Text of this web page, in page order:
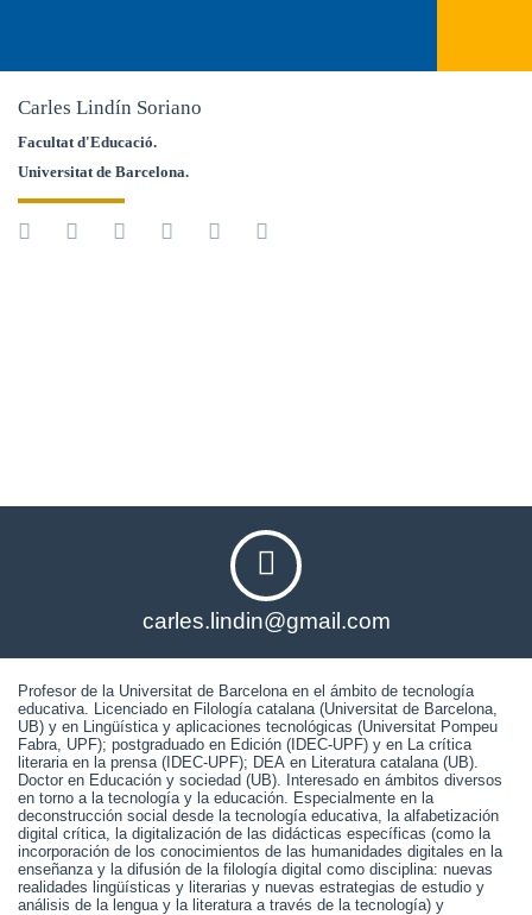
Carles Lindín Soriano
Facultat d'Educació.
Universitat de Barcelona.
carles.lindin@gmail.com
Profesor de la Universitat de Barcelona en el ámbito de tecnología
educativa. Licenciado en Filología catalana (Universitat de Barcelona, ​​
UB) y en Lingüística y aplicaciones tecnológicas (Universitat Pompeu
Fabra, UPF); postgraduado en Edición (IDEC-UPF) y en La crítica
literaria en la prensa (IDEC-UPF); DEA en Literatura catalana (UB).
Doctor en Educación y sociedad (UB). Interesado en ámbitos diversos
en torno a la tecnología y la educación. Especialmente en la
deconstrucción social desde la tecnología educativa, la alfabetización
digital crítica, la digitalización de las didácticas específicas (como la
incorporación de los conocimientos de las humanidades digitales en la
enseñanza y la difusión de la filología digital como disciplina: nuevas
realidades lingüísticas y literarias y nuevas estrategias de estudio y
análisis de la lengua y la literatura a través de la tecnología) y